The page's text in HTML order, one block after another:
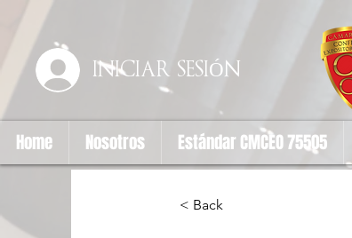
INICIAR SESIÓN
Home Nosotros Estándar CMCEO 75505
< Back